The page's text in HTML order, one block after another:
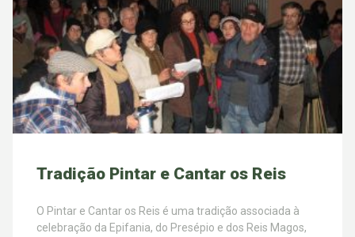
Tradição Pintar e Cantar os Reis
O Pintar e Cantar os Reis é uma tradição associada à
celebração da Epifania, do Presépio e dos Reis Magos,